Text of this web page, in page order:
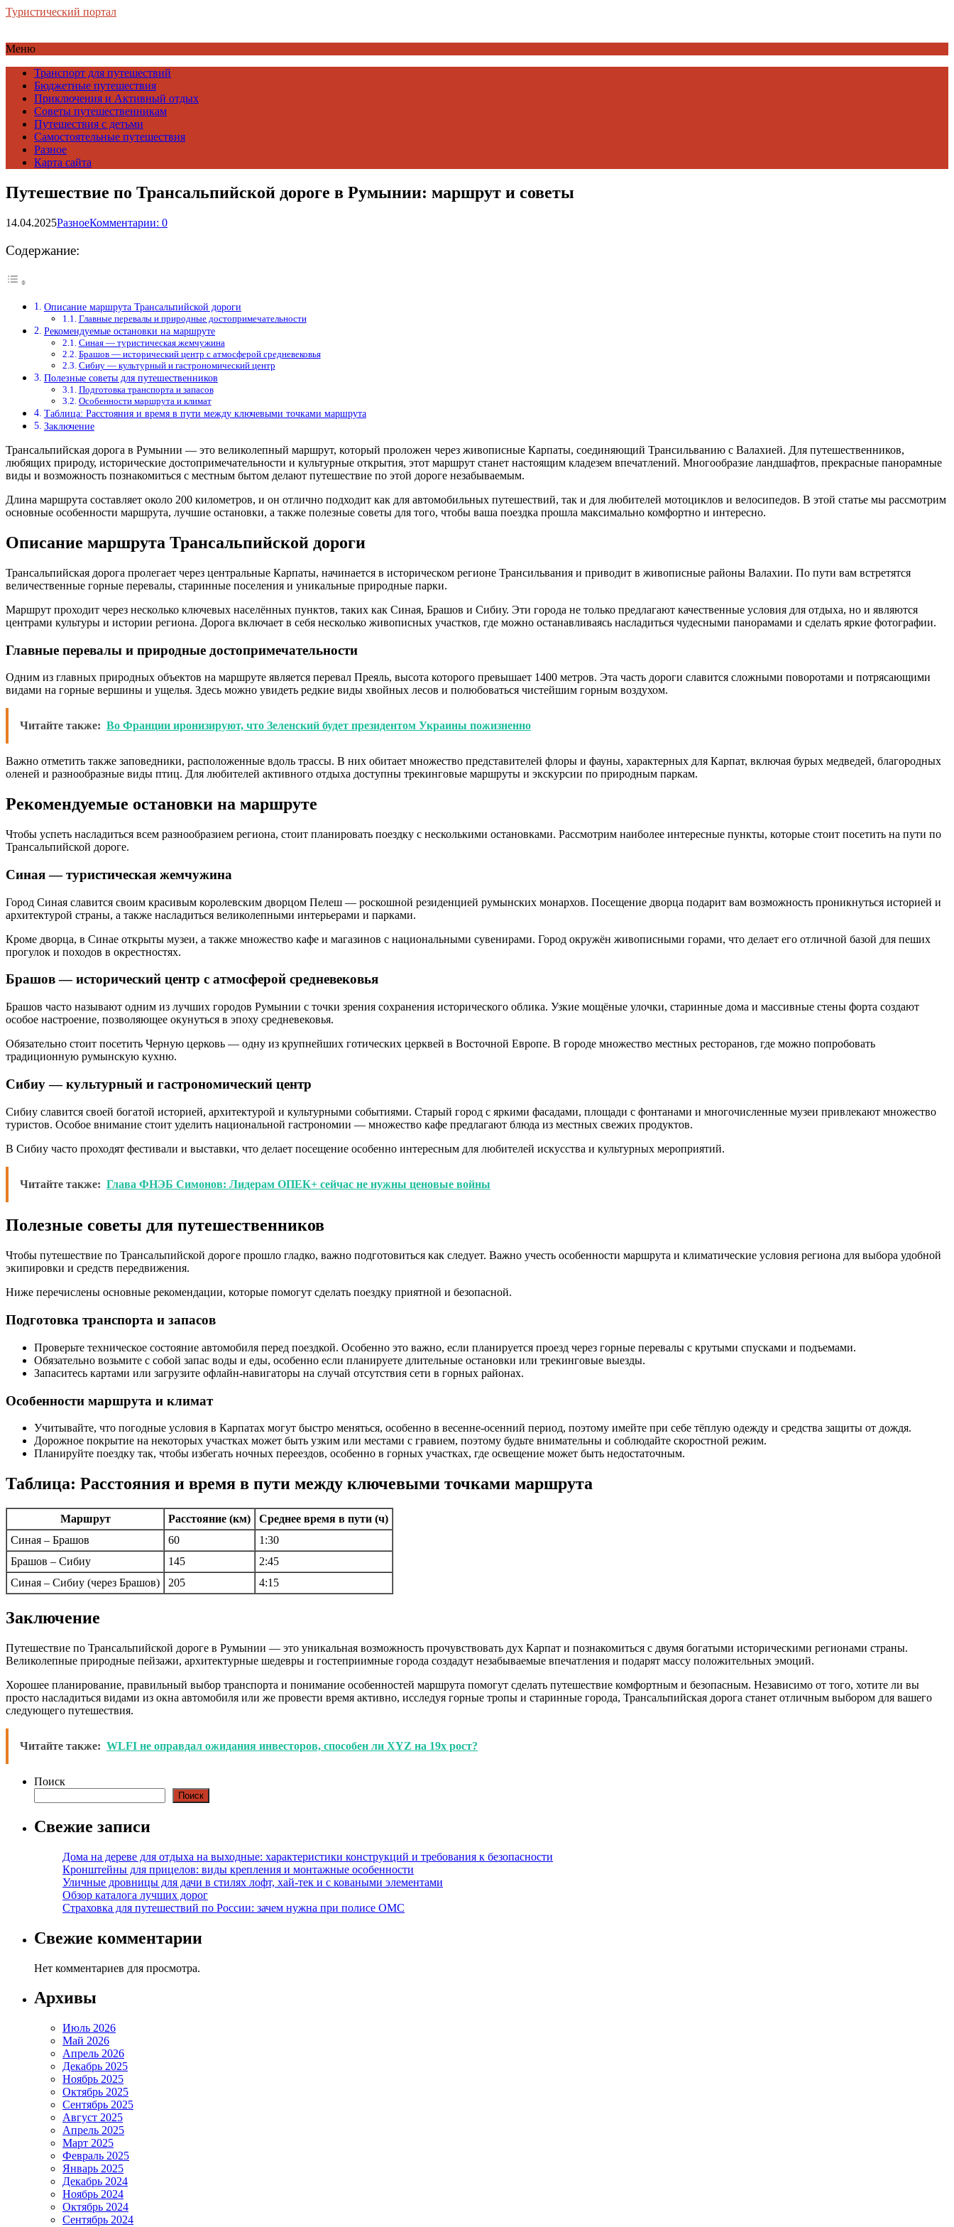
Туристический портал
Меню
Транспорт для путешествий
Бюджетные путешествия
Приключения и Активный отдых
Советы путешественникам
Путешествия с детьми
Самостоятельные путешествия
Разное
Карта сайта
Путешествие по Трансальпийской дороге в Румынии: маршрут и советы
14.04.2025РазноеКомментарии: 0
Содержание:
Описание маршрута Трансальпийской дороги
Главные перевалы и природные достопримечательности
Рекомендуемые остановки на маршруте
Синая — туристическая жемчужина
Брашов — исторический центр с атмосферой средневековья
Сибиу — культурный и гастрономический центр
Полезные советы для путешественников
Подготовка транспорта и запасов
Особенности маршрута и климат
Таблица: Расстояния и время в пути между ключевыми точками маршрута
Заключение
Трансальпийская дорога в Румынии — это великолепный маршрут, который проложен через живописные Карпаты, соединяющий Трансильванию с Валахией. Для путешественников,
любящих природу, исторические достопримечательности и культурные открытия, этот маршрут станет настоящим кладезем впечатлений. Многообразие ландшафтов, прекрасные панорамные
виды и возможность познакомиться с местным бытом делают путешествие по этой дороге незабываемым.
Длина маршрута составляет около 200 километров, и он отлично подходит как для автомобильных путешествий, так и для любителей мотоциклов и велосипедов. В этой статье мы рассмотрим
основные особенности маршрута, лучшие остановки, а также полезные советы для того, чтобы ваша поездка прошла максимально комфортно и интересно.
Описание маршрута Трансальпийской дороги
Трансальпийская дорога пролегает через центральные Карпаты, начинается в историческом регионе Трансильвания и приводит в живописные районы Валахии. По пути вам встретятся
величественные горные перевалы, старинные поселения и уникальные природные парки.
Маршрут проходит через несколько ключевых населённых пунктов, таких как Синая, Брашов и Сибиу. Эти города не только предлагают качественные условия для отдыха, но и являются
центрами культуры и истории региона. Дорога включает в себя несколько живописных участков, где можно останавливаясь насладиться чудесными панорамами и сделать яркие фотографии.
Главные перевалы и природные достопримечательности
Одним из главных природных объектов на маршруте является перевал Преяль, высота которого превышает 1400 метров. Эта часть дороги славится сложными поворотами и потрясающими
видами на горные вершины и ущелья. Здесь можно увидеть редкие виды хвойных лесов и полюбоваться чистейшим горным воздухом.
Читайте также: Во Франции иронизируют, что Зеленский будет президентом Украины пожизненно
Важно отметить также заповедники, расположенные вдоль трассы. В них обитает множество представителей флоры и фауны, характерных для Карпат, включая бурых медведей, благородных
оленей и разнообразные виды птиц. Для любителей активного отдыха доступны трекинговые маршруты и экскурсии по природным паркам.
Рекомендуемые остановки на маршруте
Чтобы успеть насладиться всем разнообразием региона, стоит планировать поездку с несколькими остановками. Рассмотрим наиболее интересные пункты, которые стоит посетить на пути по
Трансальпийской дороге.
Синая — туристическая жемчужина
Город Синая славится своим красивым королевским дворцом Пелеш — роскошной резиденцией румынских монархов. Посещение дворца подарит вам возможность проникнуться историей и
архитектурой страны, а также насладиться великолепными интерьерами и парками.
Кроме дворца, в Синае открыты музеи, а также множество кафе и магазинов с национальными сувенирами. Город окружён живописными горами, что делает его отличной базой для пеших
прогулок и походов в окрестностях.
Брашов — исторический центр с атмосферой средневековья
Брашов часто называют одним из лучших городов Румынии с точки зрения сохранения исторического облика. Узкие мощёные улочки, старинные дома и массивные стены форта создают
особое настроение, позволяющее окунуться в эпоху средневековья.
Обязательно стоит посетить Черную церковь — одну из крупнейших готических церквей в Восточной Европе. В городе множество местных ресторанов, где можно попробовать
традиционную румынскую кухню.
Сибиу — культурный и гастрономический центр
Сибиу славится своей богатой историей, архитектурой и культурными событиями. Старый город с яркими фасадами, площади с фонтанами и многочисленные музеи привлекают множество
туристов. Особое внимание стоит уделить национальной гастрономии — множество кафе предлагают блюда из местных свежих продуктов.
В Сибиу часто проходят фестивали и выставки, что делает посещение особенно интересным для любителей искусства и культурных мероприятий.
Читайте также: Глава ФНЭБ Симонов: Лидерам ОПЕК+ сейчас не нужны ценовые войны
Полезные советы для путешественников
Чтобы путешествие по Трансальпийской дороге прошло гладко, важно подготовиться как следует. Важно учесть особенности маршрута и климатические условия региона для выбора удобной
экипировки и средств передвижения.
Ниже перечислены основные рекомендации, которые помогут сделать поездку приятной и безопасной.
Подготовка транспорта и запасов
Проверьте техническое состояние автомобиля перед поездкой. Особенно это важно, если планируется проезд через горные перевалы с крутыми спусками и подъемами.
Обязательно возьмите с собой запас воды и еды, особенно если планируете длительные остановки или трекинговые выезды.
Запаситесь картами или загрузите офлайн-навигаторы на случай отсутствия сети в горных районах.
Особенности маршрута и климат
Учитывайте, что погодные условия в Карпатах могут быстро меняться, особенно в весенне-осенний период, поэтому имейте при себе тёплую одежду и средства защиты от дождя.
Дорожное покрытие на некоторых участках может быть узким или местами с гравием, поэтому будьте внимательны и соблюдайте скоростной режим.
Планируйте поездку так, чтобы избегать ночных переездов, особенно в горных участках, где освещение может быть недостаточным.
Таблица: Расстояния и время в пути между ключевыми точками маршрута
Маршрут Расстояние (км)
Среднее время в пути (ч)
Синая – Брашов
60
1:30
Брашов – Сибиу
145
2:45
Синая – Сибиу (через Брашов)
205 4:15
Заключение
Путешествие по Трансальпийской дороге в Румынии — это уникальная возможность прочувствовать дух Карпат и познакомиться с двумя богатыми историческими регионами страны.
Великолепные природные пейзажи, архитектурные шедевры и гостеприимные города создадут незабываемые впечатления и подарят массу положительных эмоций.
Хорошее планирование, правильный выбор транспорта и понимание особенностей маршрута помогут сделать путешествие комфортным и безопасным. Независимо от того, хотите ли вы
просто насладиться видами из окна автомобиля или же провести время активно, исследуя горные тропы и старинные города, Трансальпийская дорога станет отличным выбором для вашего
следующего путешествия.
Читайте также: WLFI не оправдал ожидания инвесторов, способен ли XYZ на 19x рост?
Поиск
Поиск
Свежие записи
Дома на дереве для отдыха на выходные: характеристики конструкций и требования к безопасности
Кронштейны для прицелов: виды крепления и монтажные особенности
Уличные дровницы для дачи в стилях лофт, хай-тек и с коваными элементами
Обзор каталога лучших дорог
Страховка для путешествий по России: зачем нужна при полисе ОМС
Свежие комментарии
Нет комментариев для просмотра.
Архивы
Июль 2026
Май 2026
Апрель 2026
Декабрь 2025
Ноябрь 2025
Октябрь 2025
Сентябрь 2025
Август 2025
Апрель 2025
Март 2025
Февраль 2025
Январь 2025
Декабрь 2024
Ноябрь 2024
Октябрь 2024
Сентябрь 2024